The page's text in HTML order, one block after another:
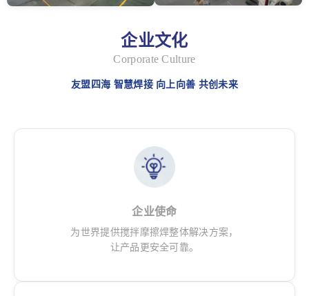
企业文化
Corporate Culture
友盟四海 智慧焊接 向上向善 共创未来
企业使命
为世界提供搅拌摩擦焊整体解决方案，
让产品更安全可靠。